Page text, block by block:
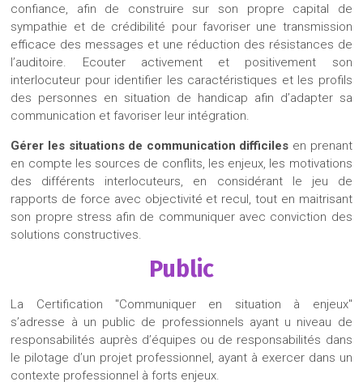
confiance, afin de construire sur son propre capital de
sympathie et de crédibilité pour favoriser une transmission
efficace des messages et une réduction des résistances de
l’auditoire. Ecouter activement et positivement son
interlocuteur pour identifier les caractéristiques et les profils
des personnes en situation de handicap afin d’adapter sa
communication et favoriser leur intégration.
Gérer les situations de communication difficiles en prenant
en compte les sources de conflits, les enjeux, les motivations
des différents interlocuteurs, en considérant le jeu de
rapports de force avec objectivité et recul, tout en maitrisant
son propre stress afin de communiquer avec conviction des
solutions constructives.
Public
La Certification "Communiquer en situation à enjeux"
s’adresse à un public de professionnels ayant u niveau de
responsabilités auprès d’équipes ou de responsabilités dans
le pilotage d’un projet professionnel, ayant à exercer dans un
contexte professionnel à forts enjeux.